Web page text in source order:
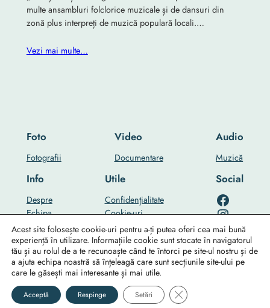
multe ansambluri folclorice muzicale și de dansuri din
zonă plus interpreți de muzică populară locali.…
Vezi mai multe…
Foto
Fotografii
Video
Documentare
Audio
Muzică
Info
Despre
Echipa
…
Utile
Confidențialitate
Cookie-uri
Contact Us
Social
RO-mondo's Facebook page
RO-mondo's Instagram profile
RO-mondo's Youtube channel
©2025RO-mondo
Acest site folosește cookie-uri pentru a-ți putea oferi cea mai bună
experiență în utilizare. Informațiile cookie sunt stocate în navigatorul
tău și au rolul de a te recunoaște când te întorci pe site-ul nostru și de
a ajuta echipa noastră să înțeleagă care sunt secțiunile site-ului pe
care le găsești mai interesante și mai utile.
Acceptă Respinge Setări Close GDPR Cookie